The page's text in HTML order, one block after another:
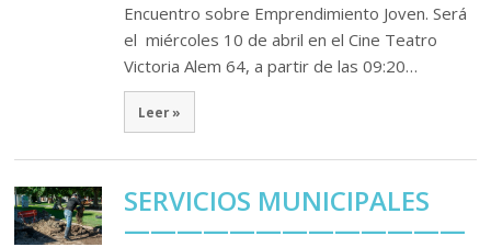
Encuentro sobre Emprendimiento Joven. Será
el miércoles 10 de abril en el Cine Teatro
Victoria Alem 64, a partir de las 09:20…
Leer »
SERVICIOS MUNICIPALES
—————————————